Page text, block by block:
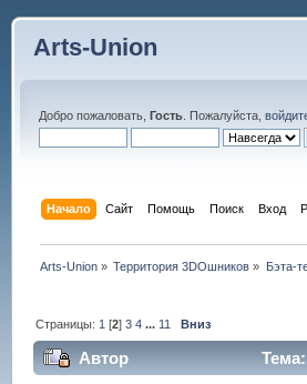
Arts-Union
Добро пожаловать, Гость. Пожалуйста,
Начало Сайт Помощь Поиск Вход
Arts-Union » Территория 3DOшников » Бэта-
Страницы: 1 [2]3 4 ... 11 Вниз
Автор